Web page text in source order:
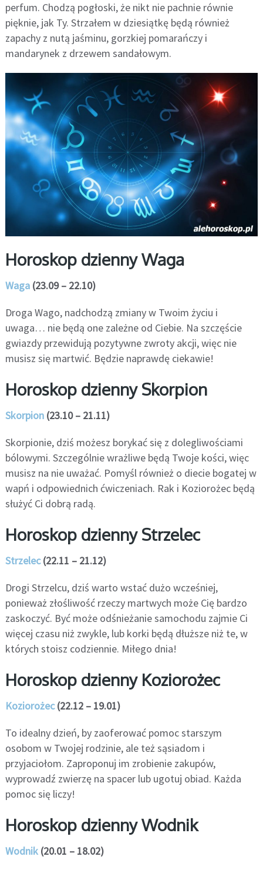
perfum. Chodzą pogłoski, że nikt nie pachnie równie
pięknie, jak Ty. Strzałem w dziesiątkę będą również
zapachy z nutą jaśminu, gorzkiej pomarańczy i
mandarynek z drzewem sandałowym.
Horoskop dzienny Waga
Waga(23.09 – 22.10)
Droga Wago, nadchodzą zmiany w Twoim życiu i
uwaga… nie będą one zależne od Ciebie. Na szczęście
gwiazdy przewidują pozytywne zwroty akcji, więc nie
musisz się martwić. Będzie naprawdę ciekawie!
Horoskop dzienny Skorpion
Skorpion(23.10 – 21.11)
Skorpionie, dziś możesz borykać się z dolegliwościami
bólowymi. Szczególnie wrażliwe będą Twoje kości, więc
musisz na nie uważać. Pomyśl również o diecie bogatej w
wapń i odpowiednich ćwiczeniach. Rak i Koziorożec będą
służyć Ci dobrą radą.
Horoskop dzienny Strzelec
Strzelec(22.11 – 21.12)
Drogi Strzelcu, dziś warto wstać dużo wcześniej,
ponieważ złośliwość rzeczy martwych może Cię bardzo
zaskoczyć. Być może odśnieżanie samochodu zajmie Ci
więcej czasu niż zwykle, lub korki będą dłuższe niż te, w
których stoisz codziennie. Miłego dnia!
Horoskop dzienny Koziorożec
Koziorożec(22.12 – 19.01)
To idealny dzień, by zaoferować pomoc starszym
osobom w Twojej rodzinie, ale też sąsiadom i
przyjaciołom. Zaproponuj im zrobienie zakupów,
wyprowadź zwierzę na spacer lub ugotuj obiad. Każda
pomoc się liczy!
Horoskop dzienny Wodnik
Wodnik(20.01 – 18.02)